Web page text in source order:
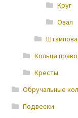
Круг
Овал
Кольца
Кресты
Обручальные
Подвески